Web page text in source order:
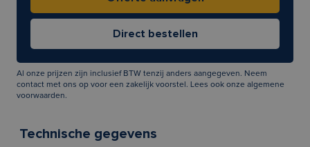
Al onze prijzen zijn inclusief BTW tenzij anders aangegeven. Neem
contact met ons op voor een zakelijk voorstel. Lees ook onze algemene
voorwaarden.
Technische gegevens